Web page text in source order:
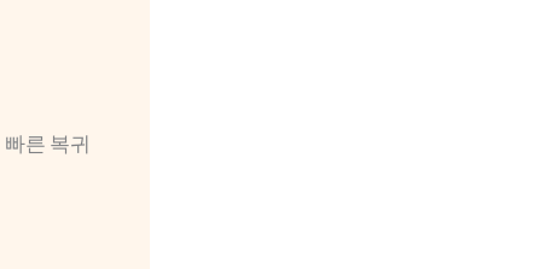
른 복귀